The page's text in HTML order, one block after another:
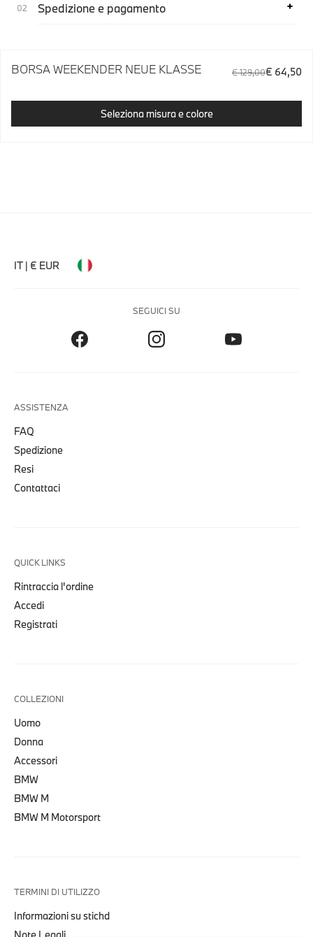
Spedizione e pagamento
BORSA WEEKENDER NEUE KLASSE € 129,00€ 64,50
Seleziona misura e colore
IT | € EUR
SEGUICI SU
ASSISTENZA
FAQ
Spedizione
Resi
Contattaci
QUICK LINKS
Rintraccia l'ordine
Accedi
Registrati
COLLEZIONI
Uomo
Donna
Accessori
BMW
BMW M
BMW M Motorsport
TERMINI DI UTILIZZO
Informazioni su stichd